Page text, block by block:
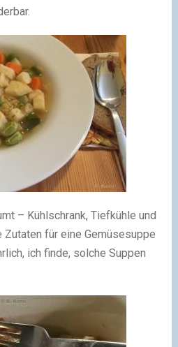
– Kühlschrank, Tiefkühle und
für eine Gemüsesuppe
ich finde, solche Suppen